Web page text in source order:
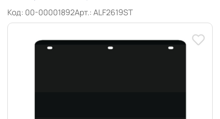
Код: 00-00001892Арт.: ALF2619ST